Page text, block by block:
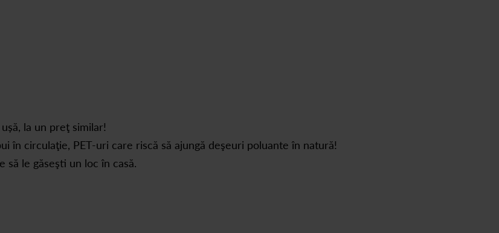
la un preţ similar!
în circulaţie, PET-uri care riscă să ajungă deşeuri poluante în natură!
să le găseşti un loc în casă.